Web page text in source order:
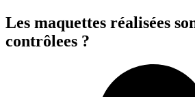
Les maquettes réalisées
contrôlees ?